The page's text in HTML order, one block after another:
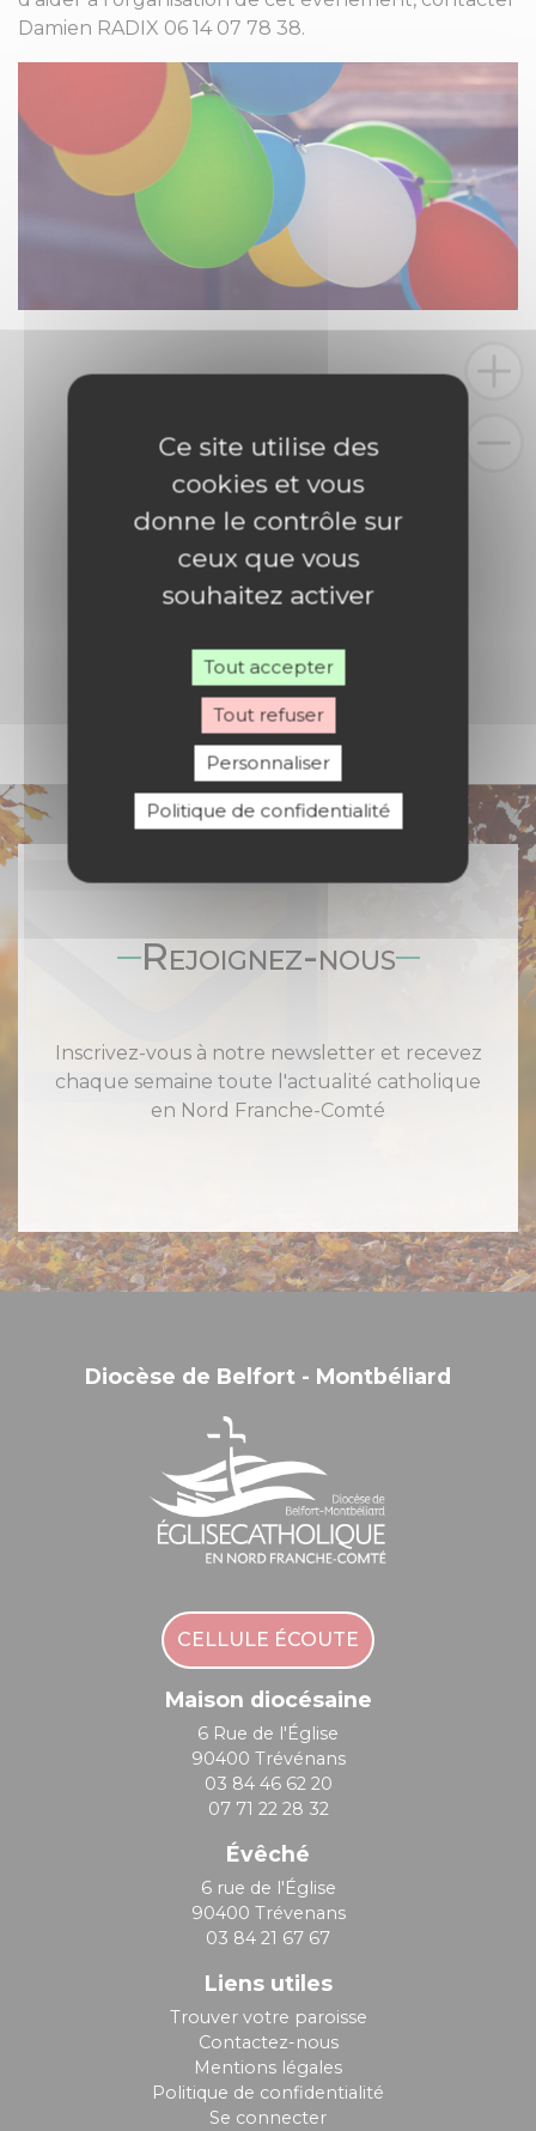
Damien RADIX 06 14 07 78 38.
Rejoignez-nous
Inscrivez-vous à notre newsletter et recevez
chaque semaine toute l'actualité catholique
en Nord Franche-Comté
Diocèse de Belfort - Montbéliard
CELLULE ÉCOUTE
Maison diocésaine
6 Rue de l'Église
90400 Trévénans
03 84 46 62 20
07 71 22 28 32
Évêché
6 rue de l'Église
90400 Trévenans
03 84 21 67 67
Liens utiles
Trouver votre paroisse
Contactez-nous
Mentions légales
Politique de confidentialité
Se connecter
Ce site utilise des
cookies et vous
donne le contrôle sur
ceux que vous
souhaitez activer
Tout accepter
Tout refuser
Personnaliser
Politique de confidentialité